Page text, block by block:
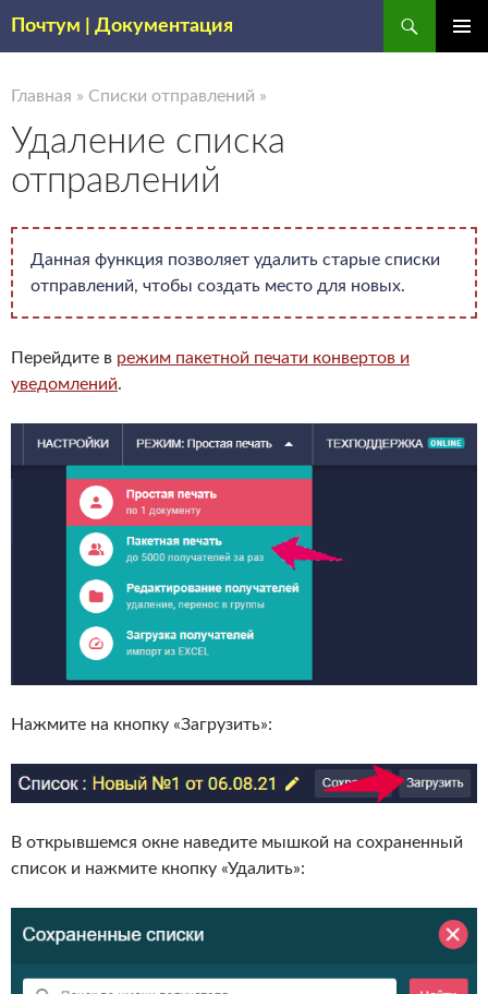
Почтум | Документация
СОДЕРЖИМОМУ
Главная » Списки отправлений »
Удаление списка
отправлений
Данная функция позволяет удалить старые списки
отправлений, чтобы создать место для новых.
Перейдите в режим пакетной печати конвертов и
уведомлений.
Нажмите на кнопку «Загрузить»:
В открывшемся окне наведите мышкой на сохраненный
список и нажмите кнопку «Удалить»: